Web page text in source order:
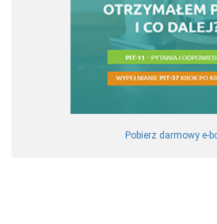
Pobierz darmowy e-